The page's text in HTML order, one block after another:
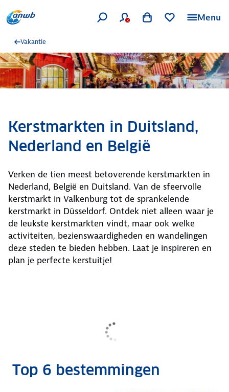
Menu
Vakantie
Kerstmarkten in Duitsland,
Nederland en België
Verken de tien meest betoverende kerstmarkten in
Nederland, België en Duitsland. Van de sfeervolle
kerstmarkt in Valkenburg tot de sprankelende
kerstmarkt in Düsseldorf. Ontdek niet alleen waar je
de leukste kerstmarkten vindt, maar ook welke
activiteiten, bezienswaardigheden en wandelingen
deze steden te bieden hebben. Laat je inspireren en
plan je perfecte kerstuitje!
Top 6 bestemmingen